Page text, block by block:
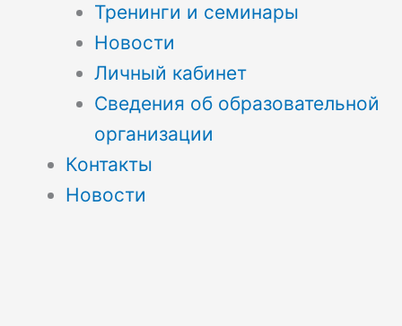
Тренинги и семинары
Новости
Личный кабинет
Сведения об образовательной
организации
Контакты
Новости